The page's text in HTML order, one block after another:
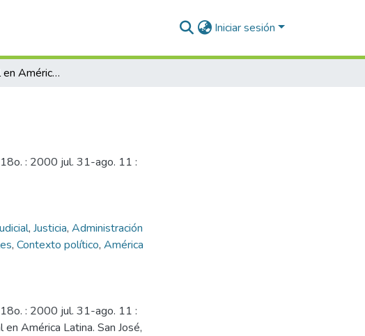
Iniciar sesión
Reforma judicial en América Latina
: 2000 jul. 31-ago. 11 :
, Justicia, Administración
, Contexto político, América
: 2000 jul. 31-ago. 11 :
en América Latina. San José,